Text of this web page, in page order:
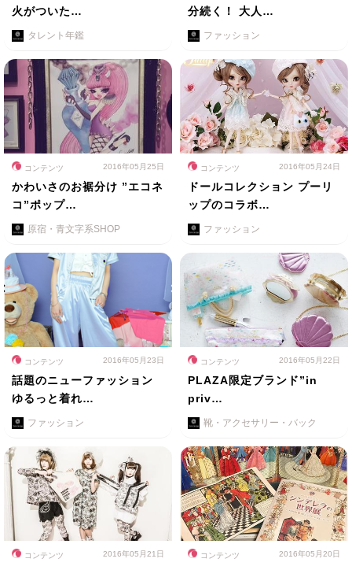
火がついた…
タレント年鑑
分続く！ 大人…
ファッション
コンテンツ 2016年05月25日
かわいさのお裾分け ”エコネ
コ”ポップ…
原宿・青文字系SHOP
コンテンツ 2016年05月24日
ドールコレクション プーリ
ップのコラボ…
ファッション
コンテンツ 2016年05月23日
話題のニューファッション
ゆるっと着れ…
ファッション
コンテンツ 2016年05月22日
PLAZA限定ブランド”in
priv…
靴・アクセサリー・バック
コンテンツ 2016年05月21日 コンテンツ 2016年05月20日